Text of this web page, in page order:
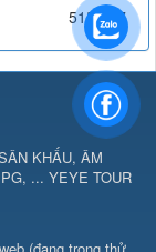
515,547
KHẤU, ÂM
... YEYE TOUR
(đang trong thử